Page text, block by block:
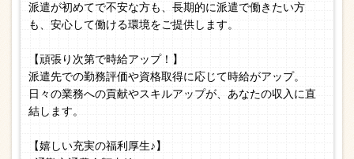
派遣が初めてで不安な方も、長期的に派遣で働きたい方
も、安心して働ける環境をご提供します。
【頑張り次第で時給アップ！】
派遣先での勤務評価や資格取得に応じて時給がアップ。
日々の業務への貢献やスキルアップが、あなたの収入に直
結します。
【嬉しい充実の福利厚生♪】